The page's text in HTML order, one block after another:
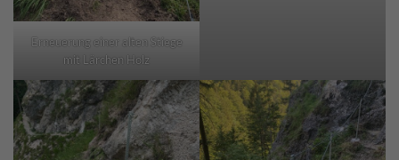
Erneuerung einer alten Stiege
mit Lärchen Holz